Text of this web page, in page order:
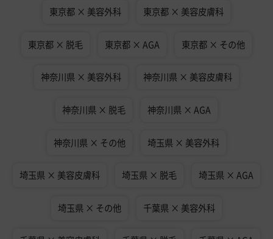
東京都 × 美容外科 東京都 × 美容皮膚科
東京都 × 脱毛 東京都 × AGA 東京都 × その他
神奈川県 × 美容外科 神奈川県 × 美容皮膚科
神奈川県 × 脱毛 神奈川県 × AGA
神奈川県 × その他 埼玉県 × 美容外科
埼玉県 × 美容皮膚科 埼玉県 × 脱毛 埼玉県 × AGA
埼玉県 × その他 千葉県 × 美容外科